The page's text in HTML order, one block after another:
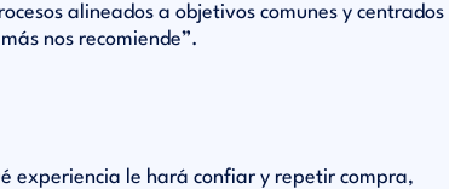
alineados a objetivos comunes y
nos recomiende”.
experiencia le hará confiar y repetir compra,